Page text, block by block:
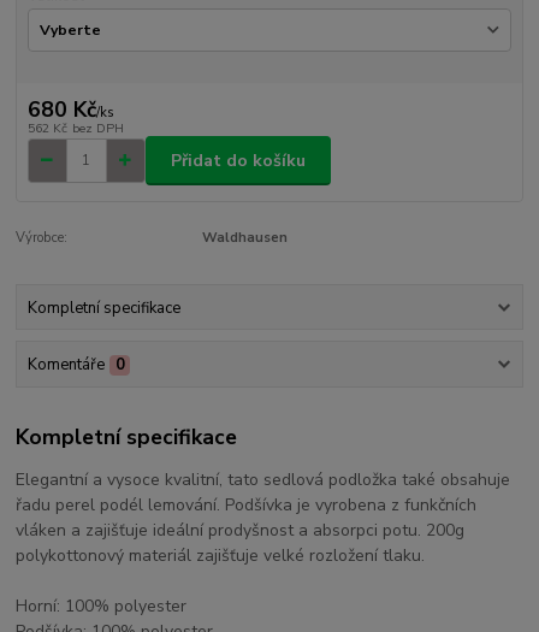
680 Kč/ks
562 Kč bez DPH
Přidat do košíku
Výrobce: Waldhausen
Kompletní specifikace
Komentáře 0
Kompletní specifikace
Elegantní a vysoce kvalitní, tato sedlová podložka také obsahuje
řadu perel podél lemování. Podšívka je vyrobena z funkčních
vláken a zajišťuje ideální prodyšnost a absorpci potu. 200g
polykottonový materiál zajišťuje velké rozložení tlaku.
Horní: 100% polyester